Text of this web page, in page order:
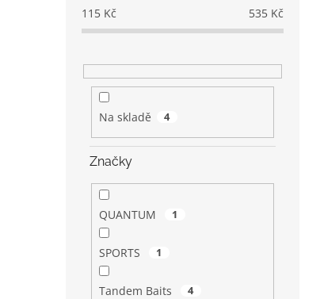
115 Kč 535 Kč
Na skladě 4
Značky
QUANTUM 1
SPORTS 1
Tandem Baits 4